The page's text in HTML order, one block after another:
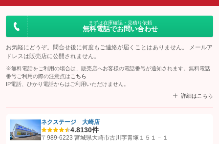
まずは在庫確認・見積り依頼
無料電話でお問い合わせ
お気軽にどうぞ。問合せ後に何度もご連絡が届くことはありません。 メールア
ドレスは販売店に公開されません。
※無料電話をご利用の場合は、販売店へお客様の電話番号が通知されます。無料電話
番号ご利用の際の注意点は こちら
IP電話、ひかり電話からはご利用いただけません。
詳細はこちら
【STEP1】認証画面でグーネットを友だち追加してから「許可する」ボタンを押
ネクステージ 大崎店
4.8130件
〒989-6223 宮城県大崎市古川字青塚１５１－１